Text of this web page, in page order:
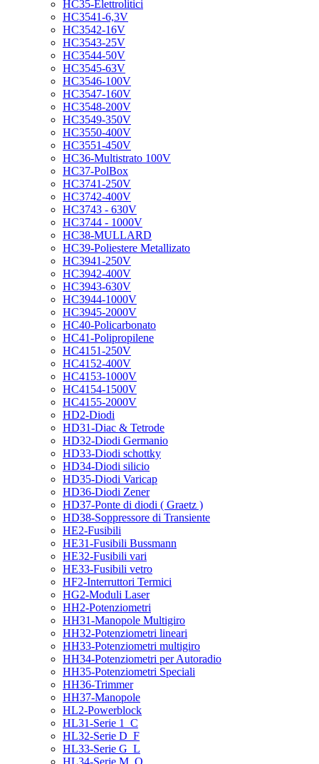
HC35-Elettrolitici
HC3541-6,3V
HC3542-16V
HC3543-25V
HC3544-50V
HC3545-63V
HC3546-100V
HC3547-160V
HC3548-200V
HC3549-350V
HC3550-400V
HC3551-450V
HC36-Multistrato 100V
HC37-PolBox
HC3741-250V
HC3742-400V
HC3743 - 630V
HC3744 - 1000V
HC38-MULLARD
HC39-Poliestere Metallizato
HC3941-250V
HC3942-400V
HC3943-630V
HC3944-1000V
HC3945-2000V
HC40-Policarbonato
HC41-Polipropilene
HC4151-250V
HC4152-400V
HC4153-1000V
HC4154-1500V
HC4155-2000V
HD2-Diodi
HD31-Diac & Tetrode
HD32-Diodi Germanio
HD33-Diodi schottky
HD34-Diodi silicio
HD35-Diodi Varicap
HD36-Diodi Zener
HD37-Ponte di diodi ( Graetz )
HD38-Soppressore di Transiente
HE2-Fusibili
HE31-Fusibili Bussmann
HE32-Fusibili vari
HE33-Fusibili vetro
HF2-Interruttori Termici
HG2-Moduli Laser
HH2-Potenziometri
HH31-Manopole Multigiro
HH32-Potenziometri lineari
HH33-Potenziometri multigiro
HH34-Potenziometri per Autoradio
HH35-Potenziometri Speciali
HH36-Trimmer
HH37-Manopole
HL2-Powerblock
HL31-Serie 1_C
HL32-Serie D_F
HL33-Serie G_L
HL34-Serie M_O